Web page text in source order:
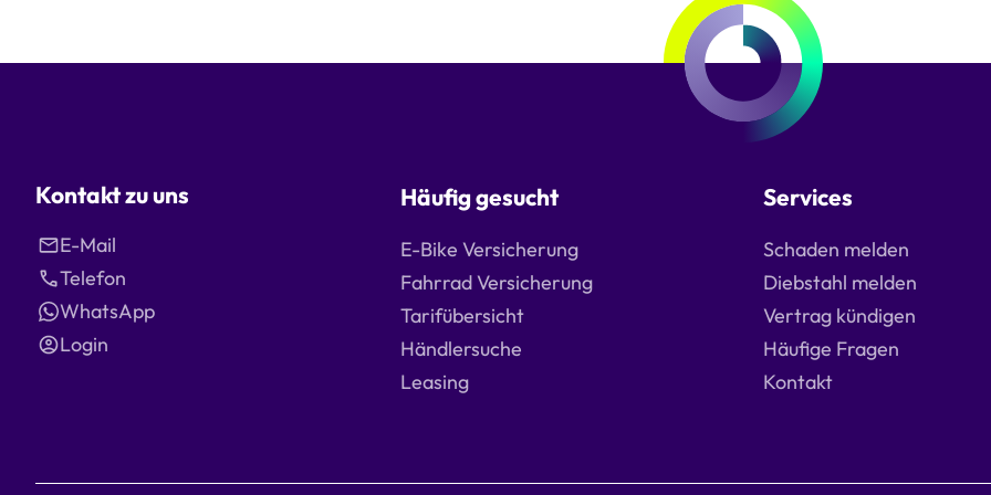
Kontakt zu uns
E-Mail
Telefon
WhatsApp
Login
Häufig gesucht
E-Bike Versicherung
Fahrrad Versicherung
Tarifübersicht
Händlersuche
Leasing
Services
Schaden melden
Diebstahl melden
Vertrag kündigen
Häufige Fragen
Kontakt